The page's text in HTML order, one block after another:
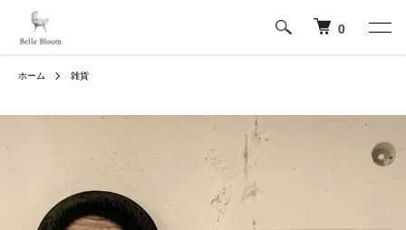
0
ホーム 雑貨